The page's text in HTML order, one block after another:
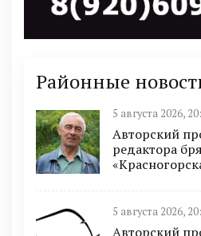
Районные
5 августа 2026,
Авторский
редактора
5 августа 2026,
Авторский